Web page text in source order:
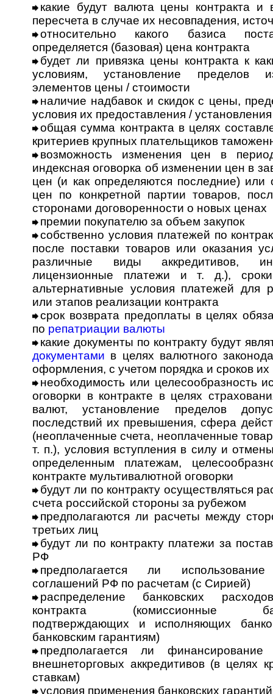
какие будут валюта цены контракта и
пересчета в случае их несовпадения,
относительно какого базиса
определяется (базовая) цена контракта
будет ли привязка цены контракта к
условиям, установление пределов
элементов цены / стоимости
наличие надбавок и скидок с цены,
условия их предоставления / установления
общая сумма контракта в целях
критериев крупных плательщиков
возможность изменения цен в
индексная оговорка об изменении цен в
цен (и как определяются последние) или
цен по конкретной партии товаров,
сторонами договоренности о новых ценах
премии покупателю за объем закупок
собственно условия платежей по
после поставки товаров или оказания
различные виды аккредитивов,
лицензионные платежи и т. д.),
альтернативные условия платежей для
или этапов реализации контракта
срок возврата предоплаты в целях
по репатриации валюты
какие документы по контракту будут
документами в целях валютного
оформления, с учетом порядка и сроков их
необходимость или целесообразность
оговорки в контракте в целях
валют, установление пределов
последствий их превышения, сфера
(неоплаченные счета, неоплаченные
т. п.), условия вступления в силу и
определенным платежам,
контракте мультивалютной оговорки
будут ли по контракту осуществляться
счета российской стороны за рубежом
предполагаются ли расчеты между
третьих лиц
будут ли по контракту платежи за
РФ
предполагается ли использование
соглашений РФ по расчетам (с Сирией)
распределение банковских
контракта (комиссионные
подтверждающих и исполняющих
банковским гарантиям)
предполагается ли
внешнеторговых аккредитивов (в целях
ставкам)
условия применения банковских